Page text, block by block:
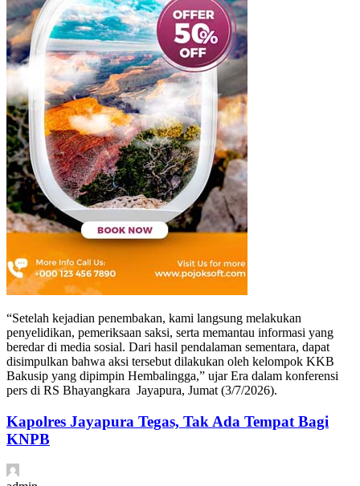
“Setelah kejadian penembakan, kami langsung melakukan
penyelidikan, pemeriksaan saksi, serta memantau informasi yang
beredar di media sosial. Dari hasil pendalaman sementara, dapat
disimpulkan bahwa aksi tersebut dilakukan oleh kelompok KKB
Bakusip yang dipimpin Hembalingga,” ujar Era dalam konferensi
pers di RS Bhayangkara Jayapura, Jumat (3/7/2026).
Kapolres Jayapura Tegas, Tak Ada Tempat Bagi
KNPB